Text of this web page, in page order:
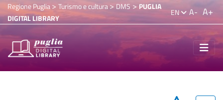
Regione Puglia> Turismo e cultura>DMS > PUGLIA
DIGITAL LIBRARY
EN A- A+